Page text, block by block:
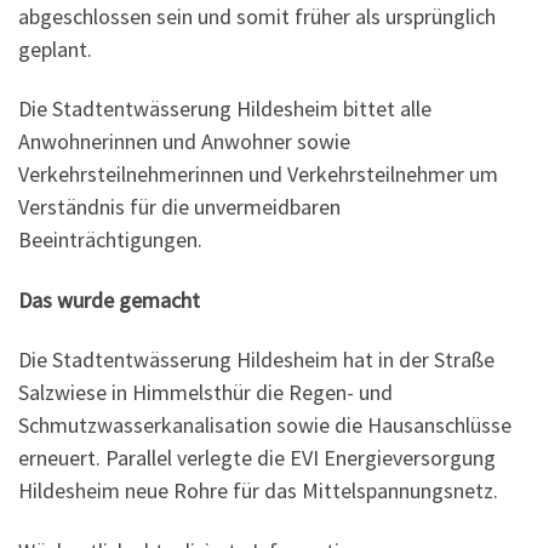
abgeschlossen sein und somit früher als ursprünglich
geplant.
Die Stadtentwässerung Hildesheim bittet alle
Anwohnerinnen und Anwohner sowie
Verkehrsteilnehmerinnen und Verkehrsteilnehmer um
Verständnis für die unvermeidbaren
Beeinträchtigungen.
Das wurde gemacht
Die Stadtentwässerung Hildesheim hat in der Straße
Salzwiese in Himmelsthür die Regen- und
Schmutzwasserkanalisation sowie die Hausanschlüsse
erneuert. Parallel verlegte die EVI Energieversorgung
Hildesheim neue Rohre für das Mittelspannungsnetz.